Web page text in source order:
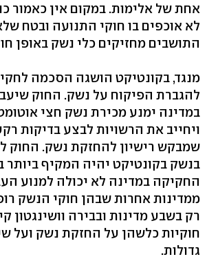
אחת של אלימות. במקום אין כאמור
לא אוכפים בו חוקי התנועה ובטח
התושבים מחזיקים כלי נשק באופן
מנגד, בקונטיקט הושגה הסכמה
להגברת הפיקוח על נשק. החוק
במדינה ימנע מכירת נשק חצי
ויחייב את הרשויות לבצע בדיקות
שמבקש רישיון להחזקת נשק. החוק
בנשק בקונטיקט יהיה המקיף ביותר
החקיקה במדינה לא יכולה למנוע
ממדינות אחרות שבהן חוקי הנשק
רק בשבע מדינות ובבירה וושינגטון
חוקיות כלשהן על החזקת נשק ועל
גדולות.